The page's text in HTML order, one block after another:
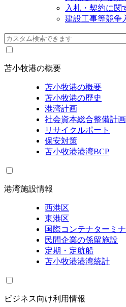
入札・契約に関
建設工事等競争
苫小牧港の概要
苫小牧港の概要
苫小牧港の歴史
港湾計画
社会資本総合整備計画
リサイクルポート
保安対策
苫小牧港港湾BCP
港湾施設情報
西港区
東港区
国際コンテナターミ
民間企業の係留施設
定期・定航船
苫小牧港港湾統計
ビジネス向け利用情報